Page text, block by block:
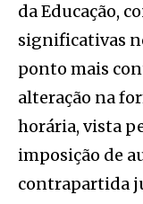
da Educação,
significativas
ponto mais
alteração na
horária, vista
imposição de
contrapartida